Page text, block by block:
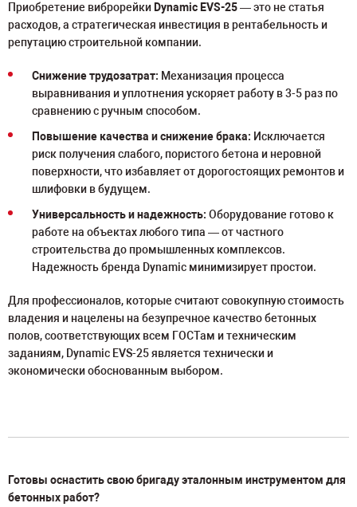
Приобретение виброрейки Dynamic EVS-25— это не статья
расходов, а стратегическая инвестиция в рентабельность и
репутацию строительной компании.
Снижение трудозатрат: Механизация процесса
выравнивания и уплотнения ускоряет работу в 3-5 раз по
сравнению с ручным способом.
Повышение качества и снижение брака: Исключается
риск получения слабого, пористого бетона и неровной
поверхности, что избавляет от дорогостоящих ремонтов и
шлифовки в будущем.
Универсальность и надежность: Оборудование готово к
работе на объектах любого типа — от частного
строительства до промышленных комплексов.
Надежность бренда Dynamic минимизирует простои.
Для профессионалов, которые считают совокупную стоимость
владения и нацелены на безупречное качество бетонных
полов, соответствующих всем ГОСТам и техническим
заданиям, Dynamic EVS-25 является технически и
экономически обоснованным выбором.
Готовы оснастить свою бригаду эталонным инструментом для
бетонных работ?